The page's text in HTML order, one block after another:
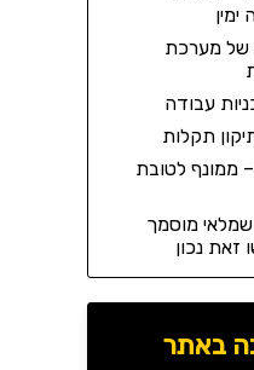
של מערכת
עבודה
תקלות
ממונף לטובת
מוסמך
זאת נכון
באתר